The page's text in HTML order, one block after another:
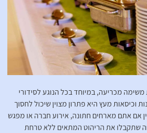
משימה מכריעה, במיוחד בכל הנוגע לסידורי
וכיסאות מעץ היא פתרון מצוין שיכול לחסוך
אם אתם מארחים חתונה, אירוע חברה או מפגש
שתקבלו את הריהוט המתאים ללא טרחת